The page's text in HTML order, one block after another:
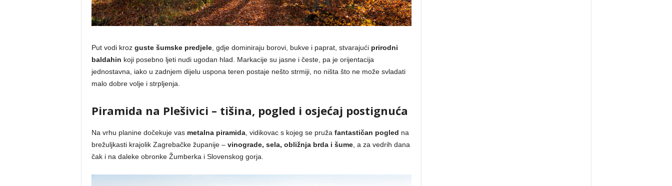
Put vodi kroz guste šumske predjele, gdje dominiraju borovi, bukve i paprat, stvarajući prirodni
baldahin koji posebno ljeti nudi ugodan hlad. Markacije su jasne i česte, pa je orijentacija
jednostavna, iako u zadnjem dijelu uspona teren postaje nešto strmiji, no ništa što ne može svladati
malo dobre volje i strpljenja.
Piramida na Plešivici – tišina, pogled i osjećaj postignuća
Na vrhu planine dočekuje vas metalna piramida, vidikovac s kojeg se pruža fantastičan pogled na
brežuljkasti krajolik Zagrebačke županije – vinograde, sela, obližnja brda i šume, a za vedrih dana
čak i na daleke obronke Žumberka i Slovenskog gorja.